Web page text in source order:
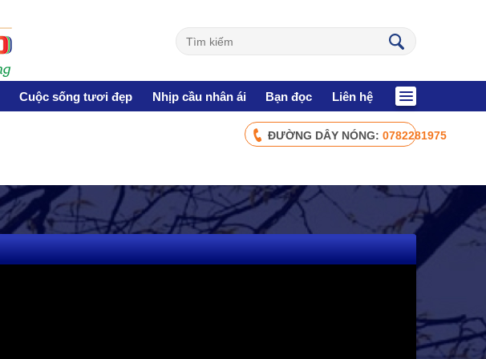
Cuộc sống tươi đẹp Nhịp cầu nhân ái Bạn đọc Liên hệ
CHÍNH SÁCH AN SINH
Xây dựng Nông thôn mới
Bảo hiểm xã hội - Bảo hiểm y tế
ĐƯỜNG DÂY NÓNG: 0782281975